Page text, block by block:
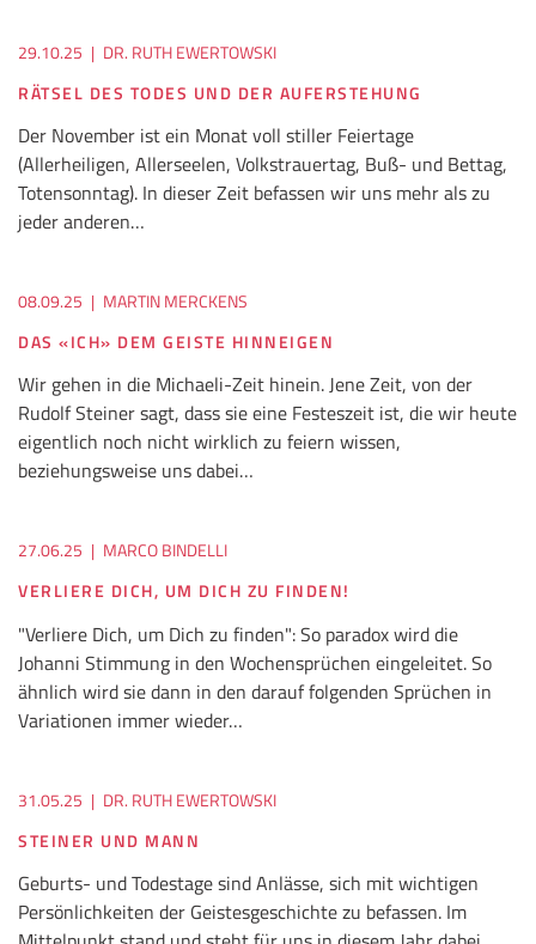
29.10.25 | DR. RUTH EWERTOWSKI
RÄTSEL DES TODES UND DER AUFERSTEHUNG
Der November ist ein Monat voll stiller Feiertage
(Allerheiligen, Allerseelen, Volkstrauertag, Buß- und Bettag,
Totensonntag). In dieser Zeit befassen wir uns mehr als zu
jeder anderen…
08.09.25 | MARTIN MERCKENS
DAS «ICH» DEM GEISTE HINNEIGEN
Wir gehen in die Michaeli-Zeit hinein. Jene Zeit, von der
Rudolf Steiner sagt, dass sie eine Festeszeit ist, die wir heute
eigentlich noch nicht wirklich zu feiern wissen,
beziehungsweise uns dabei…
27.06.25 | MARCO BINDELLI
VERLIERE DICH, UM DICH ZU FINDEN!
"Verliere Dich, um Dich zu finden": So paradox wird die
Johanni Stimmung in den Wochensprüchen eingeleitet. So
ähnlich wird sie dann in den darauf folgenden Sprüchen in
Variationen immer wieder…
31.05.25 | DR. RUTH EWERTOWSKI
STEINER UND MANN
Geburts- und Todestage sind Anlässe, sich mit wichtigen
Persönlichkeiten der Geistesgeschichte zu befassen. Im